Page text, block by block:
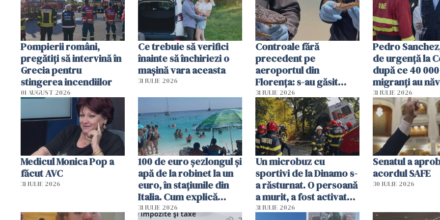
Pompierii români,
pregătiţi să intervină în
Grecia pentru
stingerea incendiilor
01 AUGUST 2026
Ce trebuie să verifici
înainte să închiriezi o
mașină vara aceasta
31 IULIE 2026
Controale fără
precedent pe
aeroportul din
Florența: s-au găsit
capete de aligator și o
sumă imensă de bani
31 IULIE 2026
Pedro
de urgență la
după ce 40
migranți au
teritoriul
mobiliza toate
resursele"
31 IULIE 2026
Medicul Monica Pop a
făcut AVC
31 IULIE 2026
100 de euro șezlongul și
apă de la robinet la un
euro, în stațiunile din
Italia. Cum explică
autoritățile
31 IULIE 2026
Un microbuz cu
sportivi de la Dinamo s-
a răsturnat. O persoană
a murit, a fost activat
planul roșu de
31 IULIE 2026
Senatul a
acordul SAFE
30 IULIE 2026